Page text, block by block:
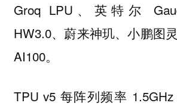
Groq LPU、英特尔
HW3.0、蔚来神玑、小鹏图
AI100。
TPU v5 每阵列频率